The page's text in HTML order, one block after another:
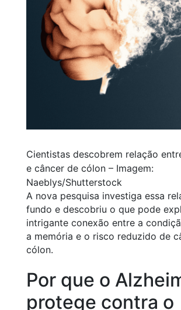
Cientistas descobrem relação
e câncer de cólon – Imagem:
Naeblys/Shutterstock
A nova pesquisa investiga essa
fundo e descobriu o que pode
intrigante conexão entre a
a memória e o risco reduzido de
cólon.
Por que o
protege contra o